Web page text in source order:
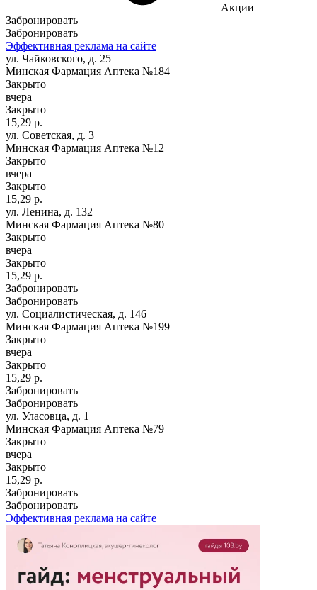
Акции
Забронировать
Забронировать
Эффективная реклама на сайте
ул. Чайковского, д. 25
Минская Фармация Аптека №184
Закрыто
вчера
Закрыто
15,29 р.
ул. Советская, д. 3
Минская Фармация Аптека №12
Закрыто
вчера
Закрыто
15,29 р.
ул. Ленина, д. 132
Минская Фармация Аптека №80
Закрыто
вчера
Закрыто
15,29 р.
Забронировать
Забронировать
ул. Социалистическая, д. 146
Минская Фармация Аптека №199
Закрыто
вчера
Закрыто
15,29 р.
Забронировать
Забронировать
ул. Уласовца, д. 1
Минская Фармация Аптека №79
Закрыто
вчера
Закрыто
15,29 р.
Забронировать
Забронировать
Эффективная реклама на сайте